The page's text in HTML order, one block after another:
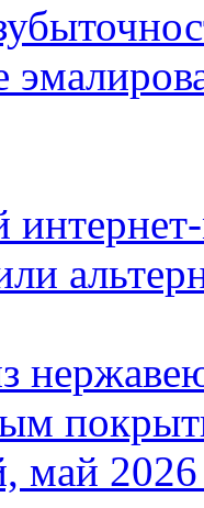
май 2026